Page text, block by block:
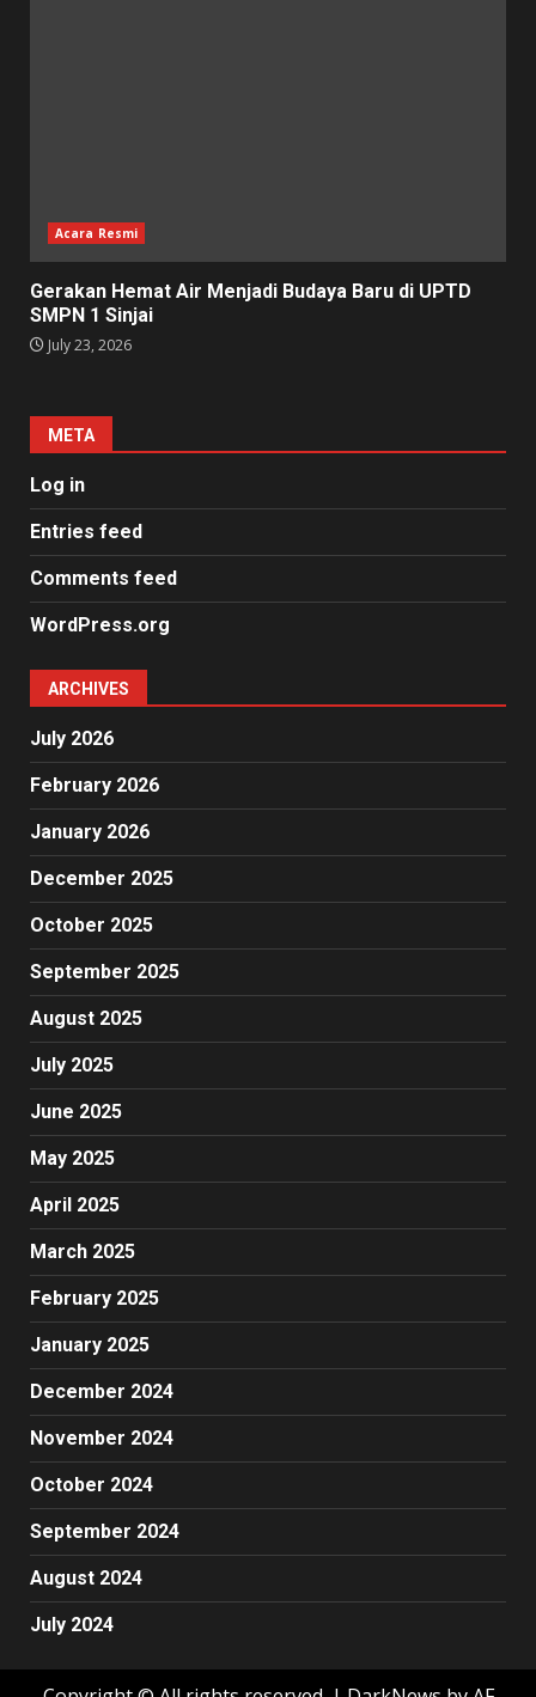
Acara Resmi
Gerakan Hemat Air Menjadi Budaya Baru di UPTD
SMPN 1 Sinjai
July 23, 2026
META
Log in
Entries feed
Comments feed
WordPress.org
ARCHIVES
July 2026
February 2026
January 2026
December 2025
October 2025
September 2025
August 2025
July 2025
June 2025
May 2025
April 2025
March 2025
February 2025
January 2025
December 2024
November 2024
October 2024
September 2024
August 2024
July 2024